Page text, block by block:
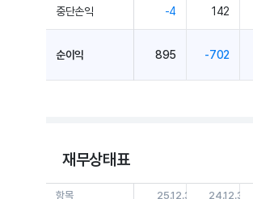
중단손익 -4 142
순이익 895 -702
재무상태표
항목 25.12.31 24.12.31